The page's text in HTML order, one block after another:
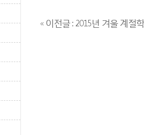
« 이전글 : 2015년 겨울 계절